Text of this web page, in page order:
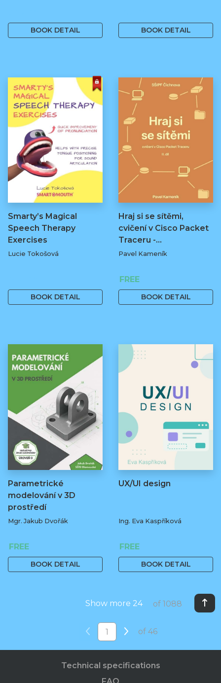
BOOK DETAIL BOOK DETAIL
Smarty’s Magical
Speech Therapy
Exercises
Lucie Tokošová
BOOK DETAIL
Hraj si se sítěmi,
cvičení v Cisco Packet
Traceru -…
Pavel Kameník
FREE
BOOK DETAIL
Parametrické
modelování v 3D
prostředí
Mgr. Jakub Dvořák
FREE
BOOK DETAIL
UX/UI design
Ing. Eva Kaspříková
FREE
BOOK DETAIL
Show more 24 of 1088
of 46
Technical specifications
FAQ